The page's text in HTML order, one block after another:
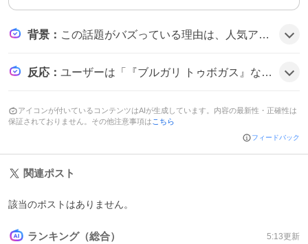
背景 ： この話題がバズっている理由は、人気アイドルグループSnow Manのメンバーである目黒蓮がブルガリの新店舗アンバサダーとして登場し、オープン記念の華やかなビジュアルやイタリアと日本を結ぶコンセプトがファンの期待感を刺激したためだとみられる。
反応 ： ユーザーは「『ブルガリ トゥボガス』などを華麗に纏った新ビジュアルも解禁され、伝統とモダンが融合した世界観を見事に体現する姿が話題です」と称賛し、「『ブルガリ 心斎橋』オープンを祝福」と喜びの声を上げ、さらに「心斎橋」って言うだけで特別な場所になったと感想を寄せている様子だ。
アイコンが付いているコンテンツはAIが生成しています。内容の最新性・正確性は
保証されておりません。その他注意事項は こちら
フィードバック
関連ポスト
該当のポストはありません。
ランキング（総合） 5:13更新